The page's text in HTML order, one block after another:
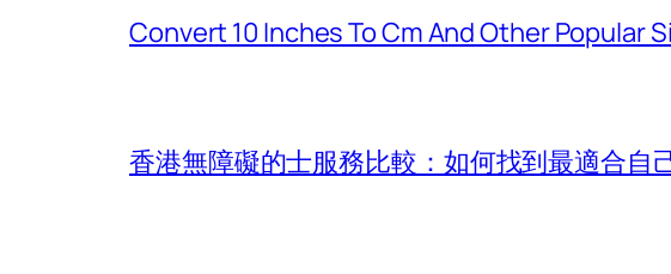
Convert 10 Inches To Cm And Other Popular
香港無障礙的士服務比較：如何找到最適合自